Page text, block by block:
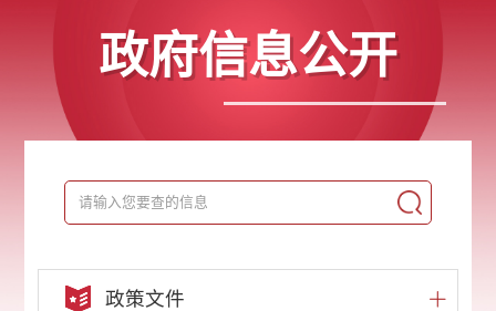
政府信息公开
政策文件